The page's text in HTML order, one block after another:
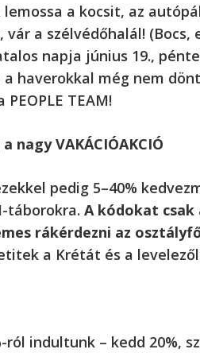
a kocsit, az
a szélvédőhalál! (Bocs,
napja június 19.,
haverokkal még nem
TEAM!
nagy VAKÁCIÓAKCIÓ
pedig 5–40%
táborokra. A kódokat csak
rákérdezni az
a Krétát és a
indultunk – kedd 20%,